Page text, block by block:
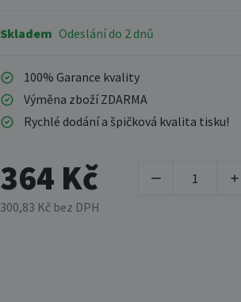
Skladem Odeslání do 2 dnů
100% Garance kvality
Výměna zboží ZDARMA
Rychlé dodání a špičková kvalita tisku!
364 Kč
300,83 Kč bez DPH